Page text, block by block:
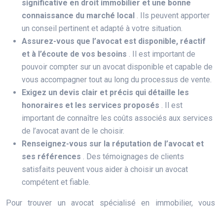
significative en droit immobilier et une bonne
connaissance du marché local
. Ils peuvent apporter
un conseil pertinent et adapté à votre situation.
Assurez-vous que l’avocat est disponible, réactif
et à l’écoute de vos besoins
. Il est important de
pouvoir compter sur un avocat disponible et capable de
vous accompagner tout au long du processus de vente.
Exigez un devis clair et précis qui détaille les
honoraires et les services proposés
. Il est
important de connaître les coûts associés aux services
de l’avocat avant de le choisir.
Renseignez-vous sur la réputation de l’avocat et
ses références
. Des témoignages de clients
satisfaits peuvent vous aider à choisir un avocat
compétent et fiable.
Pour trouver un avocat spécialisé en immobilier, vous